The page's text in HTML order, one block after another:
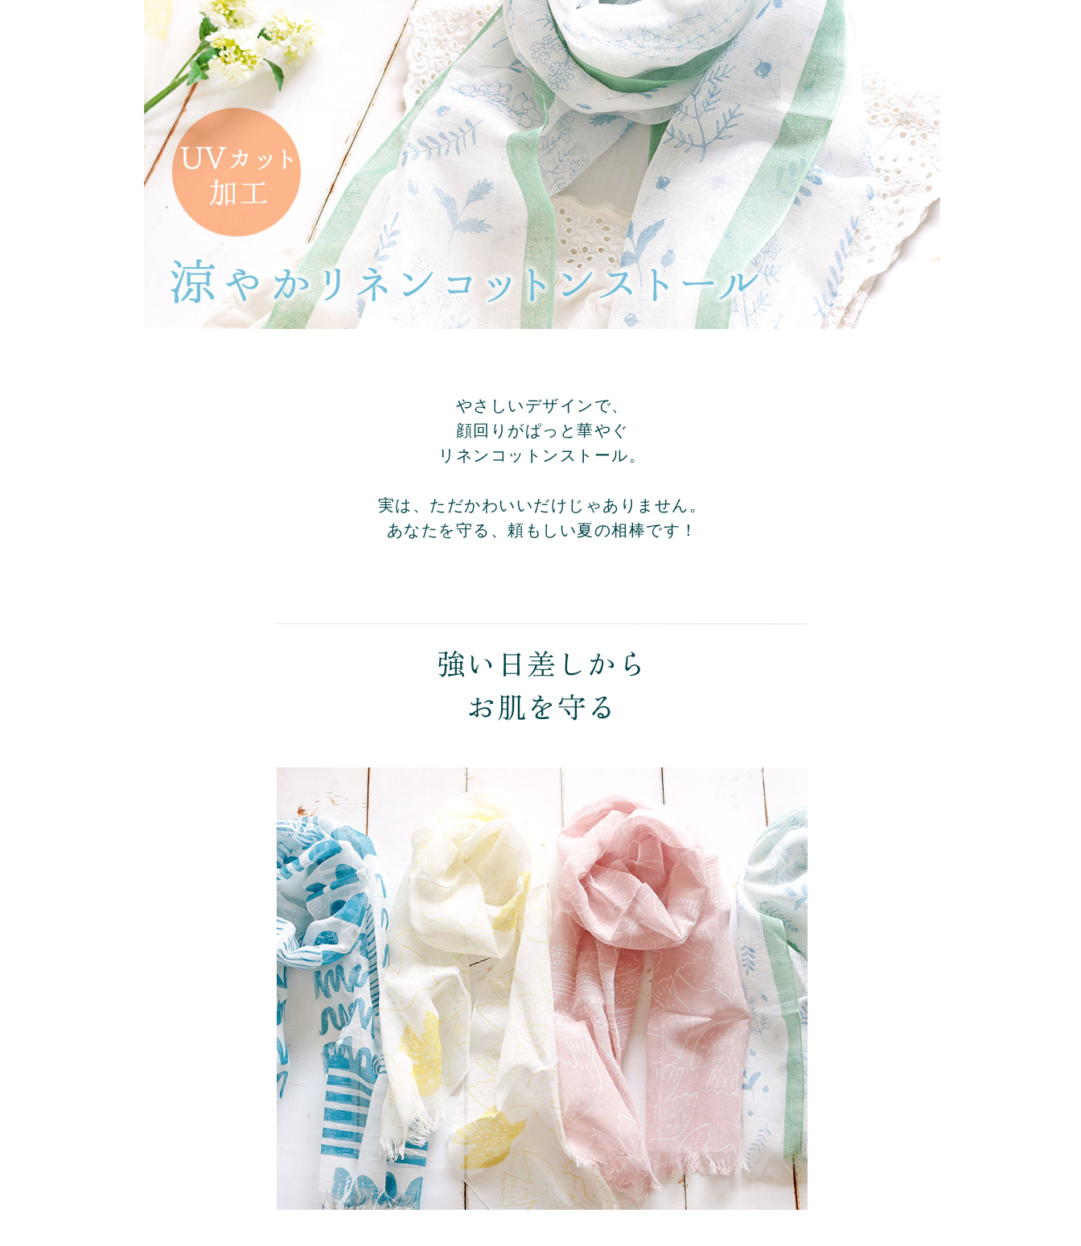
やさしいデザインで、
顔回りがぱっと華やぐ
リネンコットンストール。
実は、ただかわいいだけじゃありません。
あなたを守る、頼もしい夏の相棒です！
強い日差しから
お肌を守る